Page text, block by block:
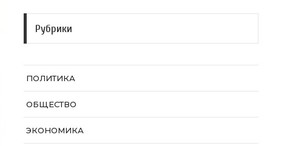
Рубрики
ПОЛИТИКА
ОБЩЕСТВО
ЭКОНОМИКА